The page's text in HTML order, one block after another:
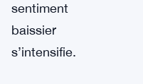
sentiment
baissier
s’intensifie.